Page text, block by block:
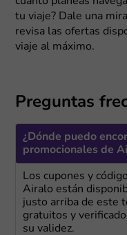
tu viaje? Dale una
revisa las ofertas
viaje al máximo.
Preguntas
¿Dónde puedo
promocionales de
Los cupones y
Airalo están
justo arriba de este
gratuitos y
su validez.